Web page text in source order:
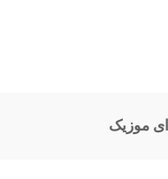
موزیک